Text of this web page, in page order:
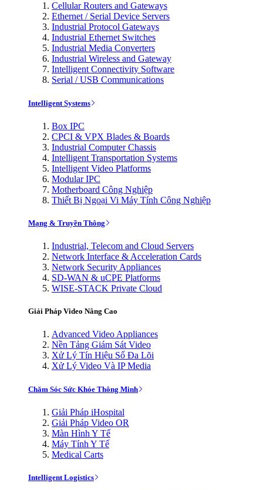
Cellular Routers and Gateways
Ethernet / Serial Device Servers
Industrial Protocol Gateways
Industrial Ethernet Switches
Industrial Media Converters
Industrial Wireless and Gateway
Intelligent Connectivity Software
Serial / USB Communications
Intelligent Systems
Box IPC
CPCI & VPX Blades & Boards
Industrial Computer Chassis
Intelligent Transportation Systems
Intelligent Video Platforms
Modular IPC
Motherboard Công Nghiệp
Thiết Bị Ngoại Vi Máy Tính Công Nghiệp
Mạng & Truyền Thông
Industrial, Telecom and Cloud Servers
Network Interface & Acceleration Cards
Network Security Appliances
SD-WAN & uCPE Platforms
WISE-STACK Private Cloud
Giải Pháp Video Nâng Cao
Advanced Video Appliances
Nền Tảng Giám Sát Video
Xử Lý Tín Hiệu Số Đa Lõi
Xử Lý Video Và IP Media
Chăm Sóc Sức Khỏe Thông Minh
Giải Pháp iHospital
Giải Pháp Video OR
Màn Hình Y Tế
Máy Tính Y Tế
Medical Carts
Intelligent Logistics